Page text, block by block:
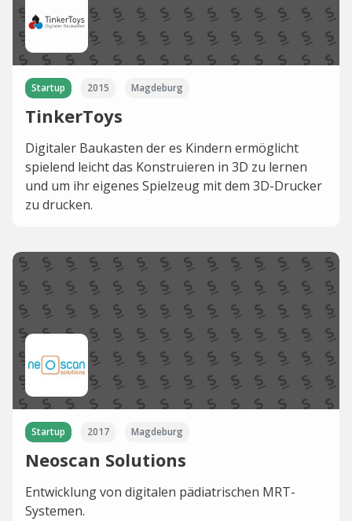
Startup 2015 Magdeburg
TinkerToys
Digitaler Baukasten der es Kindern ermöglicht
spielend leicht das Konstruieren in 3D zu lernen
und um ihr eigenes Spielzeug mit dem 3D-Drucker
zu drucken.
Startup 2017 Magdeburg
Neoscan Solutions
Entwicklung von digitalen pädiatrischen MRT-
Systemen.